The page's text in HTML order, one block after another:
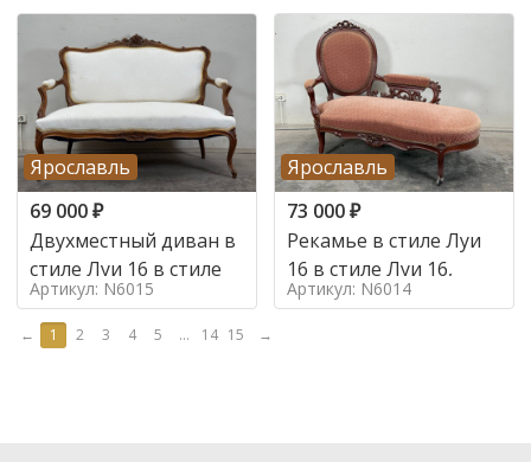
Ярославль
69 000₽
Двухместный диван в
стиле Луи 16 в стиле
Артикул: N6015
Ярославль
73 000₽
Рекамье в стиле Луи
16 в стиле Луи 16,
Артикул: N6014
← 1 2 3 4 5 ... 14 15 →